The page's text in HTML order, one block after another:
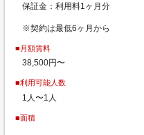
保証金：利用料1ヶ月分
※契約は最低6ヶ月から
■月額賃料
38,500円〜
■利用可能人数
1人〜1人
■面積